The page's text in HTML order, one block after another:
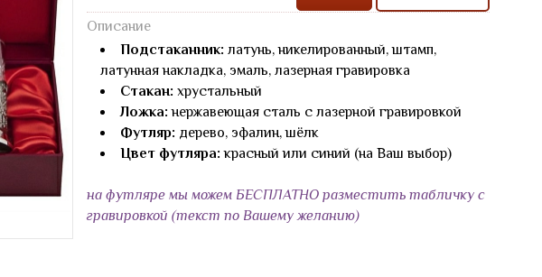
Описание
Подстаканник: латунь, никелированный, штамп,
латунная накладка, эмаль, лазерная гравировка
Стакан: хрустальный
Ложка: нержавеющая сталь с лазерной гравировкой
Футляр: дерево, эфалин, шёлк
Цвет футляра: красный или синий (на Ваш выбор)
на футляре мы можем БЕСПЛАТНО разместить табличку с
гравировкой (текст по Вашему желанию)